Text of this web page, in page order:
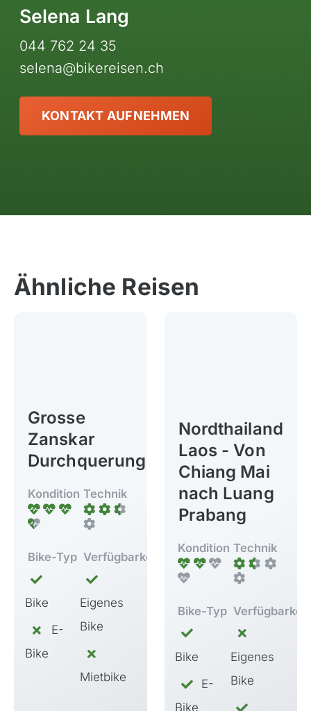
Selena Lang
044 762 24 35
selena@bikereisen.ch
KONTAKT AUFNEHMEN
Ähnliche Reisen
Grosse
Zanskar
Durchquerung
Kondition Technik
Bike-Typ
Bike
E-
Bike
Verfügbarkeit
Eigenes
Bike
Mietbike
Nordthailand
Laos - Von
Chiang Mai
nach Luang
Prabang
Kondition Technik
Bike-Typ
Bike
E-
Bike
Verfügbarkeit
Eigenes
Bike